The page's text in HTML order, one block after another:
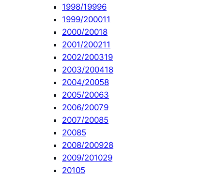
1998/19996
1999/200011
2000/20018
2001/200211
2002/200319
2003/200418
2004/20058
2005/20063
2006/20079
2007/20085
20085
2008/200928
2009/201029
20105